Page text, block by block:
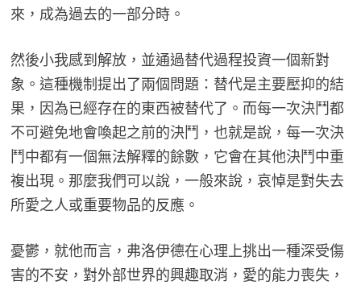
來，成為過去的一部分時。
然後小我感到解放，並通過替代過程投資一個新對
象。這種機制提出了兩個問題：替代是主要壓抑的結
果，因為已經存在的東西被替代了。而每一次決鬥都
不可避免地會喚起之前的決鬥，也就是說，每一次決
鬥中都有一個無法解釋的餘數，它會在其他決鬥中重
複出現。那麼我們可以說，一般來說，哀悼是對失去
所愛之人或重要物品的反應。
憂鬱，就他而言，弗洛伊德在心理上挑出一種深受傷
害的不安，對外部世界的興趣取消，愛的能力喪失，